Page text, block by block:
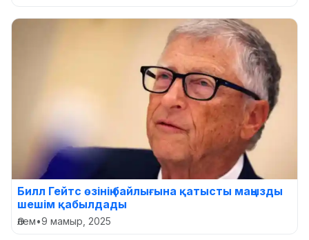
Билл Гейтс өзінің байлығына қатысты маңызды
шешім қабылдады
Әлем•9 мамыр, 2025